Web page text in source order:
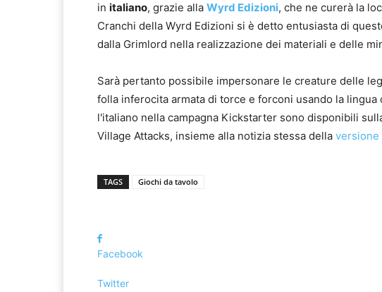
in italiano, grazie alla Wyrd Edizioni, che ne curerà la
Cranchi della Wyrd Edizioni si è detto entusiasta di
dalla Grimlord nella realizzazione dei materiali e delle
Sarà pertanto possibile impersonare le creature delle
folla inferocita armata di torce e forconi usando la
l'italiano nella campagna Kickstarter sono disponibili
Village Attacks, insieme alla notizia stessa della versione
TAGS Giochi da tavolo
Facebook
Twitter